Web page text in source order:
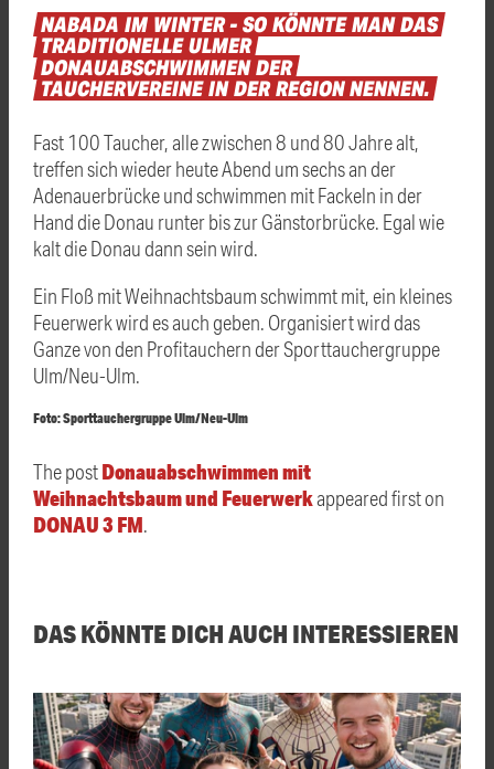
NABADA IM WINTER– SO KÖNNTEMANDAS
TRADITIONELLEULMER
DONAUABSCHWIMMENDER
TAUCHERVEREINEINDERREGIONNENNEN.
Fast 100 Taucher, alle zwischen 8 und 80 Jahre alt,
treffen sich wieder heute Abend um sechs an der
Adenauerbrücke und schwimmen mit Fackeln in der
Hand die Donau runter bis zur Gänstorbrücke. Egal wie
kalt die Donau dann sein wird.
Ein Floß mit Weihnachtsbaum schwimmt mit, ein kleines
Feuerwerk wird es auch geben. Organisiert wird das
Ganze von den Profitauchern der Sporttauchergruppe
Ulm/Neu-Ulm.
Foto: Sporttauchergruppe Ulm/Neu-Ulm
The postDonauabschwimmen mit
Weihnachtsbaum und Feuerwerkappeared first on
DONAU 3 FM
DAS KÖNNTE DICH AUCH INTERESSIEREN